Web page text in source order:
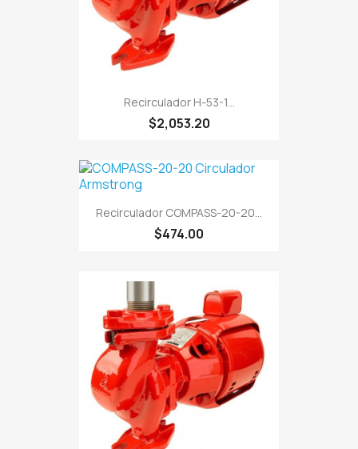
Recirculador H-53-1...
$2,053.20
Recirculador COMPASS-20-20...
$474.00